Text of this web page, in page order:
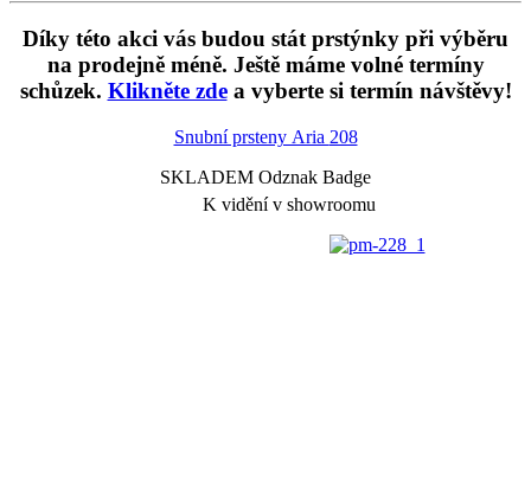
Díky této akci vás budou stát prstýnky při výběru
na prodejně méně. Ještě máme volné termíny
schůzek. Klikněte zdea vyberte si termín návštěvy!
Snubní prsteny Aria 208
SKLADEM Odznak Badge
K vidění v showroomu